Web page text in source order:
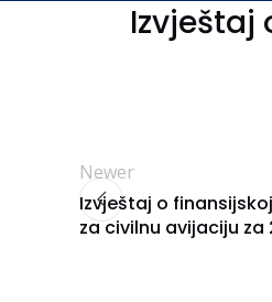
Izvještaj
Newer
Izvještaj o
za civilnu avijaciju za